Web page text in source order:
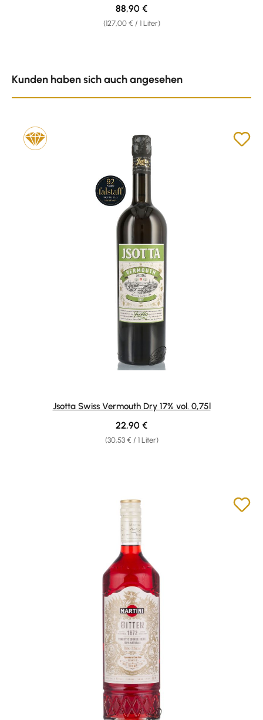
(127,00 € / 1 Liter)
Regulärer Preis:
88,90 €
Kunden haben sich auch angesehen
Jsotta Swiss Vermouth Dry 17% vol. 0,75l
(30,53 € / 1 Liter)
Regulärer Preis:
22,90 €